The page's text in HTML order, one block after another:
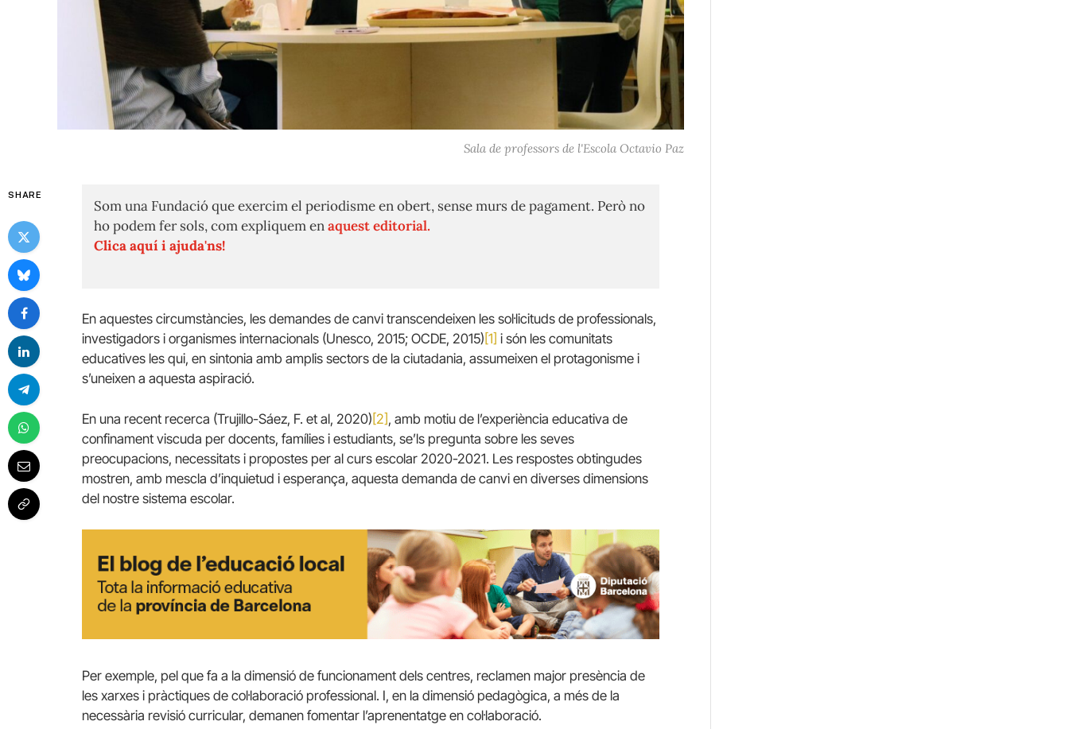
Sala de professors de l'Escola Octavio Paz
SHARE
Som una Fundació que exercim el periodisme en obert, sense murs de pagament. Però no
ho podem fer sols, com expliquem enaquest editorial.
Clica aquí i ajuda'ns!
En aquestes circumstàncies, les demandes de canvi transcendeixen les sol·licituds de professionals,
investigadors i organismes internacionals (Unesco, 2015; OCDE, 2015)[1] i són les comunitats
educatives les qui, en sintonia amb amplis sectors de la ciutadania, assumeixen el protagonisme i
s’uneixen a aquesta aspiració.
En una recent recerca (Trujillo-Sáez, F. et al, 2020) [2] , amb motiu de l’experiència educativa de
confinament viscuda per docents, famílies i estudiants, se’ls pregunta sobre les seves
preocupacions, necessitats i propostes per al curs escolar 2020-2021. Les respostes obtingudes
mostren, amb mescla d’inquietud i esperança, aquesta demanda de canvi en diverses dimensions
del nostre sistema escolar.
Per exemple, pel que fa a la dimensió de funcionament dels centres, reclamen major presència de
les xarxes i pràctiques de col·laboració professional. I, en la dimensió pedagògica, a més de la
necessària revisió curricular, demanen fomentar l’aprenentatge en col·laboració.